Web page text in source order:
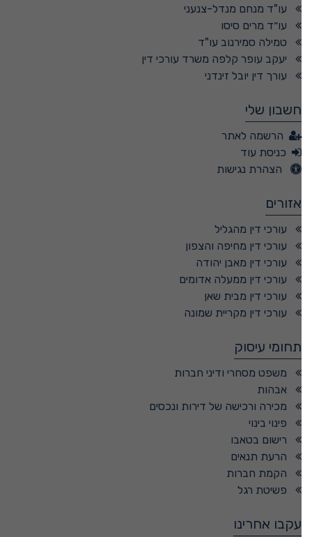
עו"ד מנחם מנדל-צנעני
עו״ד מרים סיסו
טמילה סמירנוב עו"ד
יעקב עופר קלפה משרד עורכי דין
עורך דין יובל זינדני
חשבון שלי
הרשמה לאתר
כניסת עוד
הצהרת נגישות
אזורים
עורכי דין מהגליל
עורכי דין מחיפה והצפון
עורכי דין מאבן יהודה
עורכי דין ממעלה אדומים
עורכי דין מבית שאן
עורכי דין מקריית שמונה
תחומי עיסוק
משפט מסחרי ודיני חברות
אבהות
מכירה ורכישה של דירות ונכסים
פינוי בינוי
רישום בטאבו
הרעת תנאים
הקמת חברות
פשיטת רגל
עקבו אחרינו